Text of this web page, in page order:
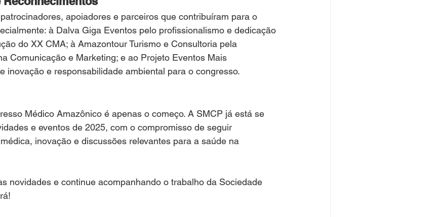
apoiadores e parceiros que contribuíram para o
à Dalva Giga Eventos pelo profissionalismo e dedicação
do XX CMA; à Amazontour Turismo e Consultoria pela
Comunicação e Marketing; e ao Projeto Eventos Mais
inovação e responsabilidade ambiental para o congresso.
Médico Amazônico é apenas o começo. A SMCP já está se
e eventos de 2025, com o compromisso de seguir
inovação e discussões relevantes para a saúde na
novidades e continue acompanhando o trabalho da Sociedade